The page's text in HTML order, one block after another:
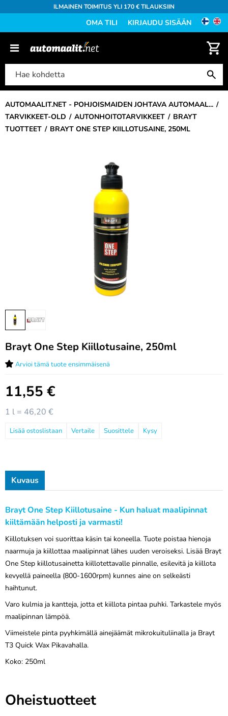
ILMAINEN TOIMITUS YLI 170 € TILAUKSIIN
OMA TILI KIRJAUDU SISÄÄN
AUTOMAALIT.NET - POHJOISMAIDEN JOHTAVA AUTOMAAL...
TARVIKKEET-OLD
AUTONHOITOTARVIKKEET
BRAYT
TUOTTEET
BRAYT ONE STEP KIILLOTUSAINE, 250ML
Brayt One Step Kiillotusaine, 250ml
Arvioi tämä tuote ensimmäisenä
11,55 €
1 l = 46,20 €
Vertaile Suosittele Kysy
Kuvaus
Brayt One Step Kiillotusaine - Kun haluat maalipinnat
kiiltämään helposti ja varmasti!
Kiillotuksen voi suorittaa käsin tai koneella. Tuote poistaa hienoja
naarmuja ja kiillottaa maalipinnat lähes uuden veroiseksi. Lisää Brayt
One Step kiillotusainetta kiillotettavalle pinnalle, esilevitä ja kiillota
kevyellä paineella (800-1600rpm) kunnes aine on selkeästi
haihtunut.
Varo kulmia ja kantteja, jotta et kiillota pintaa puhki. Tarkastele myös
maalipinnan lämpöä.
Viimeistele pinta pyyhkimällä ainejäämät mikrokuituliinalla ja Brayt
T3 Quick Wax Pikavahalla.
Koko: 250ml
Oheistuotteet